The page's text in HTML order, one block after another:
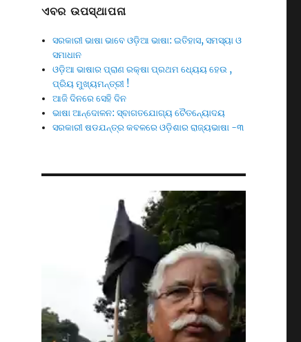
ଏବର ଉପସ୍ଥାପନା
ସରକାରୀ ଭାଷା ଭାବେ ଓଡ଼ିଆ ଭାଷା: ଇତିହାସ, ସମସ୍ୟା ଓ
ସମାଧାନ
ଓଡ଼ିଆ ଭାଷାର ପ୍ରାଣ ରକ୍ଷା ପ୍ରଥମ ଧ୍ୟେୟ ହେଉ ,
ପ୍ରିୟ ମୁଖ୍ୟମନ୍ତ୍ରୀ !
ଆଜି ଦିନରେ ସେହି ଦିନ
ଭାଷା ଆନ୍ଦୋଳନ: ସ୍ବାଗତଯୋଗ୍ୟ ଚୈତନ୍ୟୋଦୟ
ସରକାରୀ ଷଡଯନ୍ତ୍ର କବଳରେ ଓଡ଼ିଶାର ରାଜ୍ୟଭାଷା -୩